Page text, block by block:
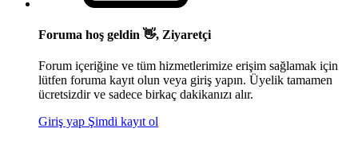
Foruma hoş geldin 👋, Ziyaretçi
Forum içeriğine ve tüm hizmetlerimize erişim sağlamak için
lütfen foruma kayıt olun veya giriş yapın. Üyelik tamamen
ücretsizdir ve sadece birkaç dakikanızı alır.
Giriş yap Şimdi kayıt ol